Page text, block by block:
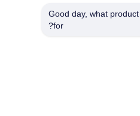
Good day, what
for?